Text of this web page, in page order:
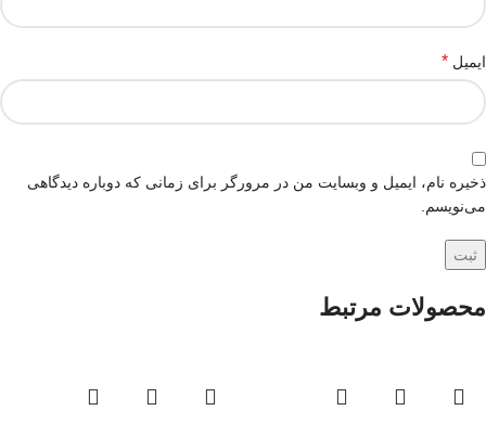
ایمیل *
ذخیره نام، ایمیل و وبسایت من در مرورگر برای زمانی که دوباره دیدگاهی
می‌نویسم.
محصولات مرتبط